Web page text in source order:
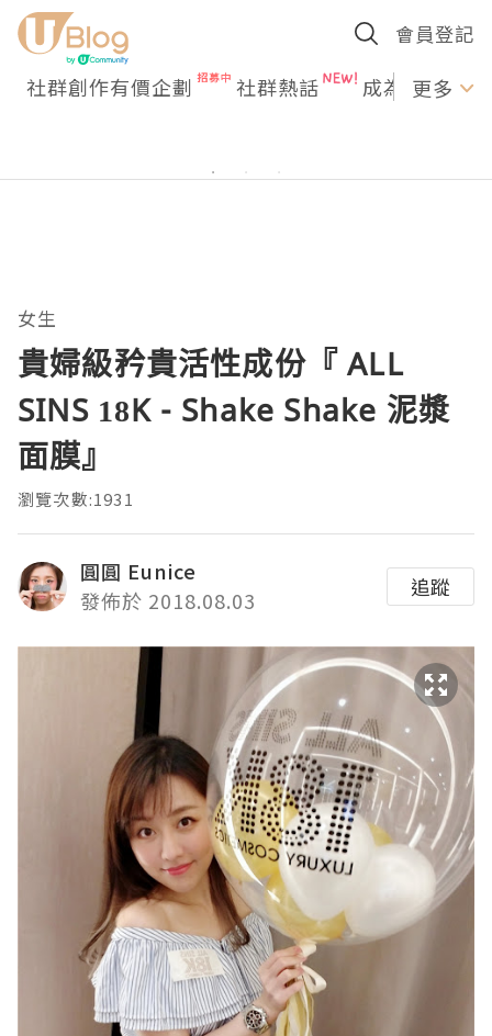
會員登記
社群創作有價企劃 社群熱話 成為U更多
女生
貴婦級矜貴活性成份『 ALL
SINS 18K - Shake Shake 泥漿
面膜』
瀏覽次數:1931
圓圓 Eunice
發佈於 2018.08.03
追蹤